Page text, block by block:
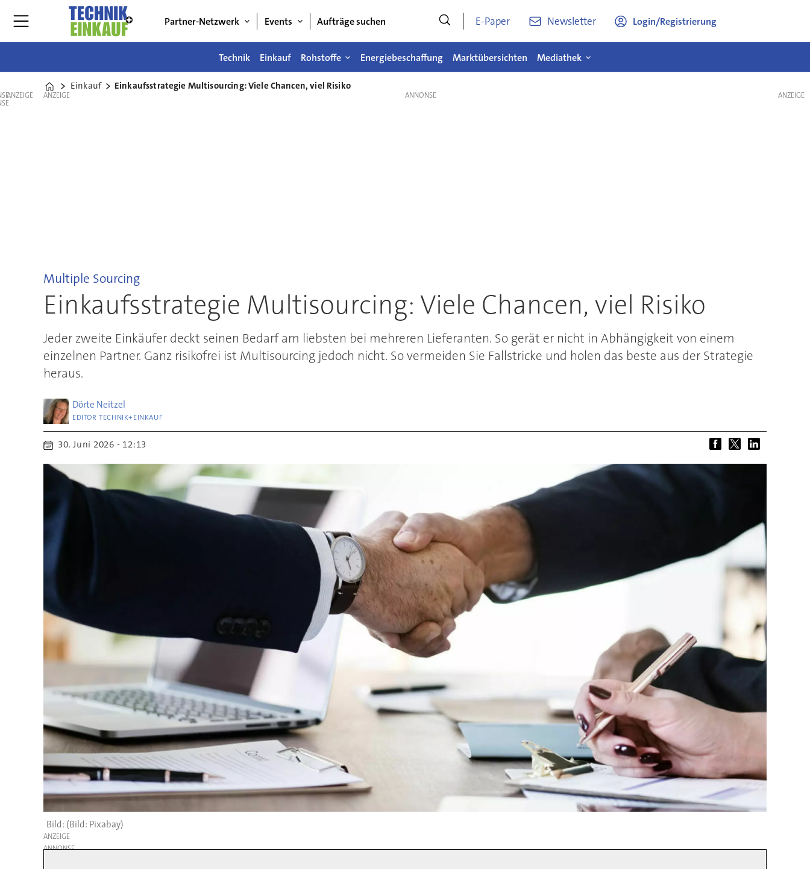
Partner-Netzwerk Events Aufträge suchen E-Paper Newsletter Login/Registrierung
Technik Einkauf Rohstoffe Energiebeschaffung Marktübersichten Mediathek
Home
Einkauf Einkaufsstrategie Multisourcing: Viele Chancen, viel Risiko
ANZEIGE ANZEIGE
Multiple Sourcing
Einkaufsstrategie Multisourcing: Viele Chancen, viel Risiko
Jeder zweite Einkäufer deckt seinen Bedarf am liebsten bei mehreren Lieferanten. So gerät er nicht in Abhängigkeit von einem
einzelnen Partner. Ganz risikofrei ist Multisourcing jedoch nicht. So vermeiden Sie Fallstricke und holen das beste aus der Strategie
heraus.
Dörte Neitzel
EDITOR TECHNIK+EINKAUF
30. Juni 2026 - 12:13
(Bild: Pixabay)
ANZEIGE
ANZEIGE